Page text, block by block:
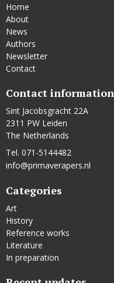
Home
About
News
Authors
Newsletter
Contact
Contact information
Sint Jacobsgracht 22A
2311 PW Leiden
The Netherlands
Tel. 071-5144482
info@primaverapers.nl
Categories
Art
History
Reference works
Literature
In preparation